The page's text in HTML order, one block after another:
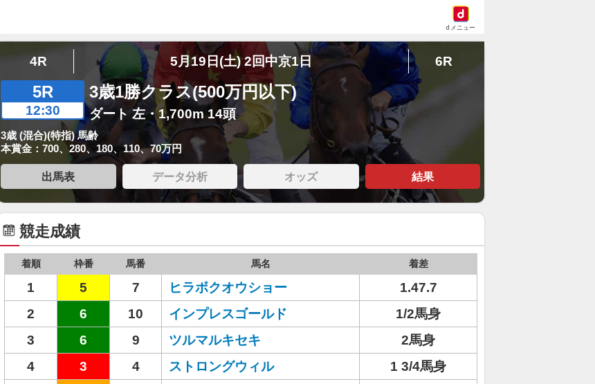
dメニュー
4R 5月19日(土) 2回中京1日 6R
5R
12:30
3歳1勝クラス(500万円以下)
ダート 左・1,700m 14頭
3歳 (混合)(特指) 馬齢
本賞金：700、280、180、110、70万円
出馬表 データ分析 オッズ 結果
競走成績
着順 枠番 馬番 馬名 着差
1 5 7 ヒラボクオウショー
1.47.7
2
6 10 インプレスゴールド
1/2馬身
3
6 9 ツルマルキセキ
2馬身
4
3 4 ストロングウィル
1 3/4馬身